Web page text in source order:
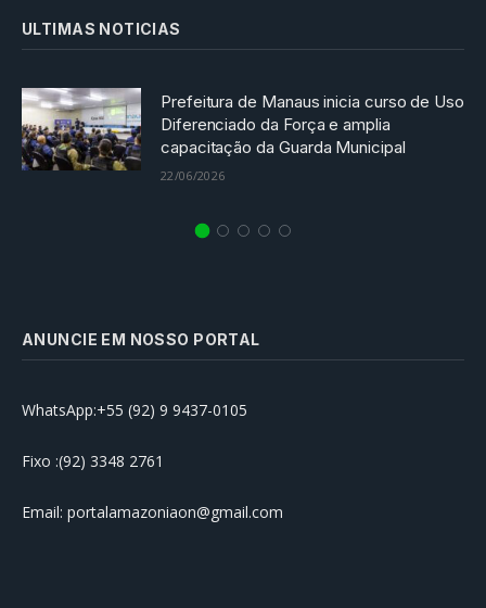
ULTIMAS NOTICIAS
Prefeitura de Manaus inicia curso de Uso
Diferenciado da Força e amplia
capacitação da Guarda Municipal
22/06/2026
ANUNCIE EM NOSSO PORTAL
WhatsApp:+55 (92) 9 9437-0105
Fixo :(92) 3348 2761
Email: portalamazoniaon@gmail.com